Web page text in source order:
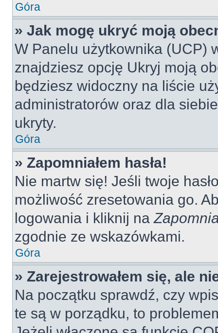
Góra
» Jak mogę ukryć moją
W Panelu użytkownika (UCP)
znajdziesz opcję Ukryj moją
będziesz widoczny na liście
administratorów oraz dla
ukryty.
Góra
» Zapomniałem hasła!
Nie martw się! Jeśli twoje
możliwość zresetowania go.
logowania i kliknij na
zgodnie ze wskazówkami.
Góra
» Zarejestrowałem się, ale
Na początku sprawdź, czy
te są w porządku, to